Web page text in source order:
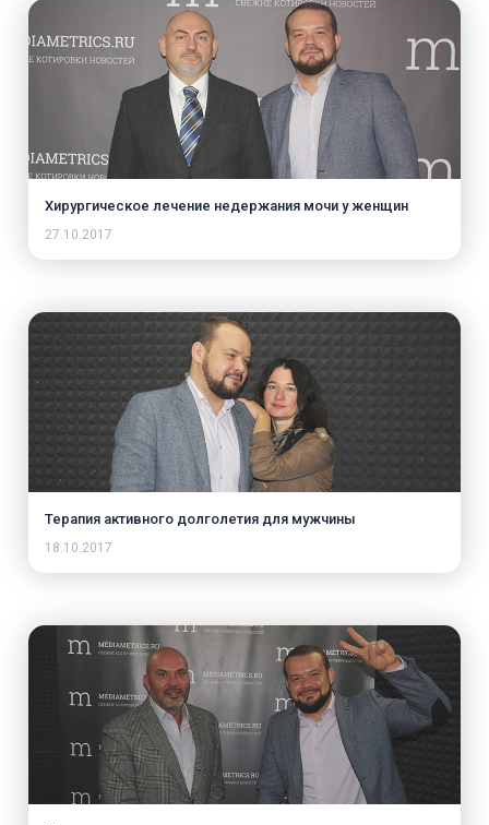
Хирургическое лечение недержания мочи у женщин
27.10.2017
Терапия активного долголетия для мужчины
18.10.2017